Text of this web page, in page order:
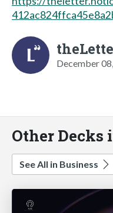
December
Other Decks
See All in Business